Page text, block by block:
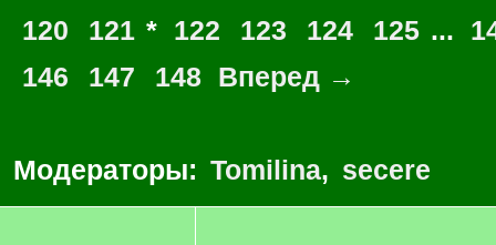
120
121 * 122 123 124 125 ...
146
147 148 Вперед →
Модераторы: Tomilina, secere